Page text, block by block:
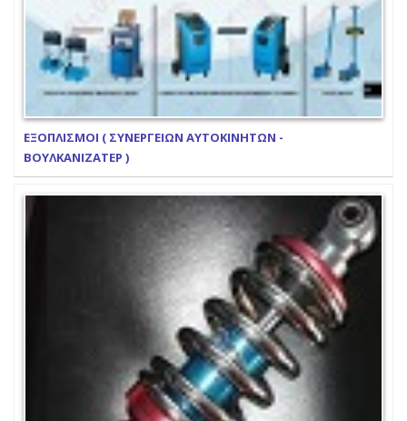
ΕΞΟΠΛΙΣΜΟΙ ( ΣΥΝΕΡΓΕΙΩΝ ΑΥΤΟΚΙΝΗΤΩΝ -
ΒΟΥΛΚΑΝΙΖΑΤΕΡ )